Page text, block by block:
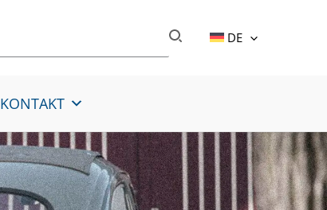
DE
KONTAKT